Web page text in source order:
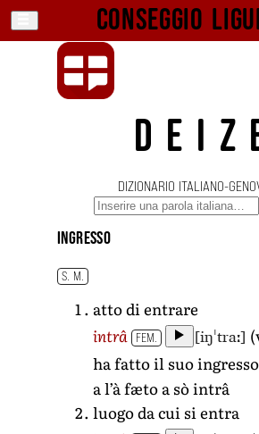
Conseggio
DIZIONARIO ITALIANO-
ingresso
S. M.
atto di entrare
intrâ
FEM. [iŋˈtraː]
ha fatto il suo ingresso
a l’à fæto a sò intrâ
luogo da cui si entra